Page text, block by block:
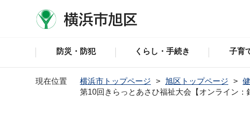
防災・防犯 くらし・手続き 子育
現在位置 横浜市トップページ 旭区トップページ
第10回きらっとあさひ福祉大会【オンライン：